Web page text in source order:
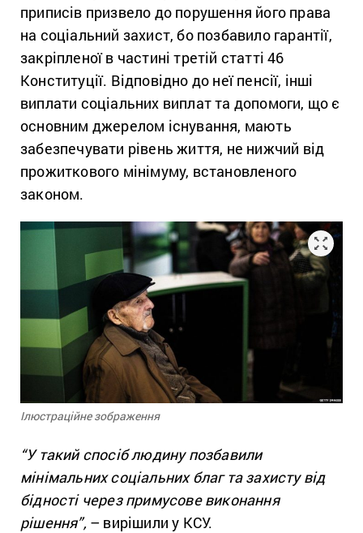
приписів призвело до порушення його права
на соціальний захист, бо позбавило гарантії,
закріпленої в частині третій статті 46
Конституції. Відповідно до неї пенсії, інші
виплати соціальних виплат та допомоги, що є
основним джерелом існування, мають
забезпечувати рівень життя, не нижчий від
прожиткового мінімуму, встановленого
законом.
Ілюстраційне зображення
“У такий спосіб людину позбавили
мінімальних соціальних благ та захисту від
бідності через примусове виконання
рішення”,– вирішили у КСУ.